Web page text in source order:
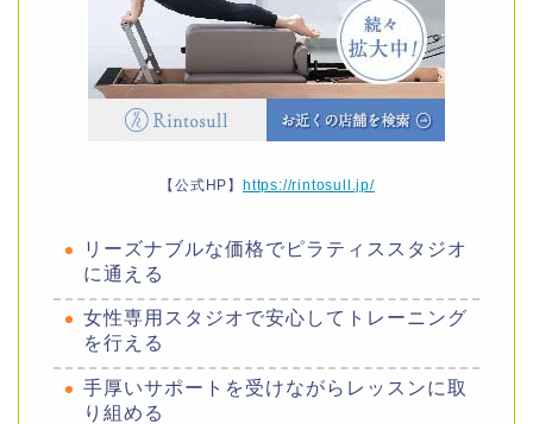
【公式HP】 https://rintosull.jp/
リーズナブルな価格でピラティススタジオ
に通える
女性専用スタジオで安心してトレーニング
を行える
手厚いサポートを受けながらレッスンに取
り組める